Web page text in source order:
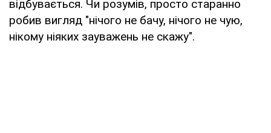
відбувається. Чи розумів, просто старанно
робив вигляд "нічого не бачу, нічого не чую,
нікому ніяких зауважень не скажу".